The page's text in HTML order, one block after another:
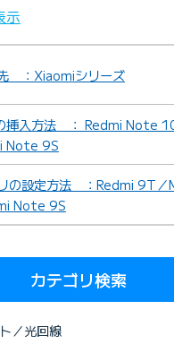
示
：Xiaomiシリーズ
挿入方法 ： Redmi Note
Note 9S
の設定方法 ：Redmi 9T
Note 9S
カテゴリ検索
／光回線